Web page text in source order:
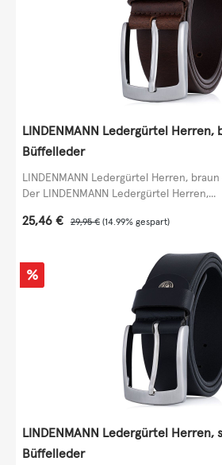
LINDENMANN Ledergürtel Herren,
Büffelleder
LINDENMANN Ledergürtel Herren,
Der LINDENMANN Ledergürtel Herren,...
Verkaufspreis:
25,46 € Regulärer Preis:
29,95 € (14.99% gespart)
Rabatt
%
LINDENMANN Ledergürtel Herren,
Büffelleder